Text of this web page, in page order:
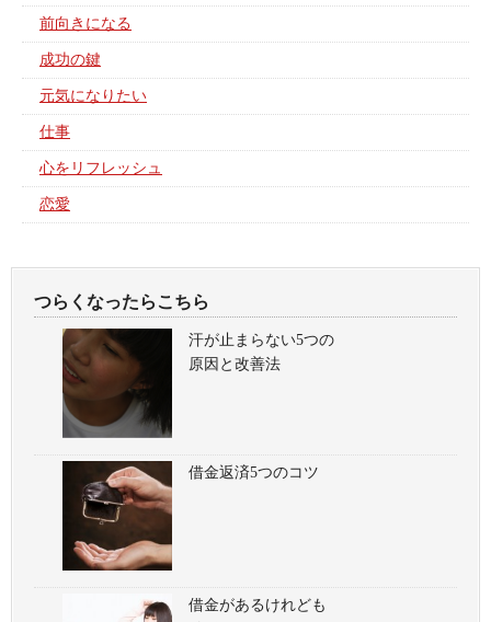
前向きになる
成功の鍵
元気になりたい
仕事
心をリフレッシュ
恋愛
つらくなったらこちら
汗が止まらない5つの
原因と改善法
借金返済5つのコツ
借金があるけれども